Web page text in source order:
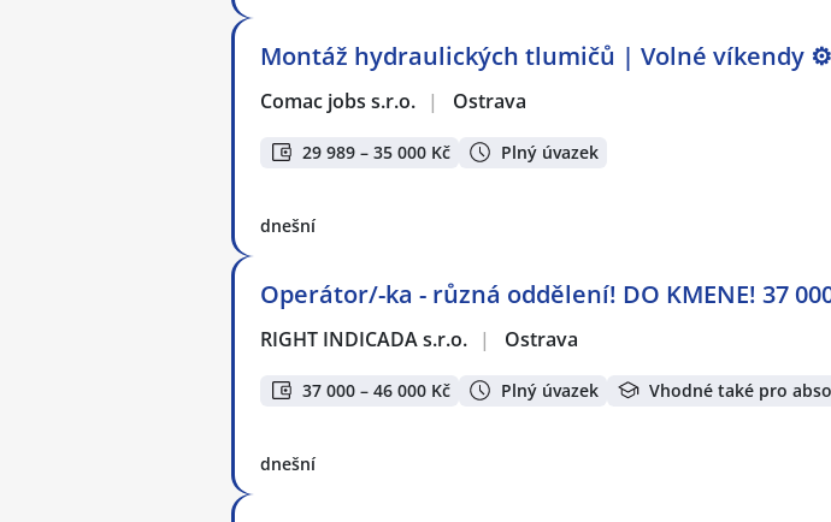
Montáž hydraulických tlumičů | Volné víkendy ⚙️
Comac jobs s.r.o. | Ostrava
29 989 – 35 000 Kč Plný úvazek
dnešní
Operátor/-ka - různá oddělení! DO KMENE! 37
RIGHT INDICADA s.r.o. | Ostrava
37 000 – 46 000 Kč Plný úvazek Vhodné také pro
dnešní